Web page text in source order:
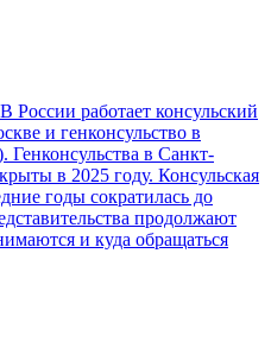
России работает консульский
и генконсульство в
Генконсульства в Санкт-
в 2025 году. Консульская
годы сократилась до
продолжают
и куда обращаться